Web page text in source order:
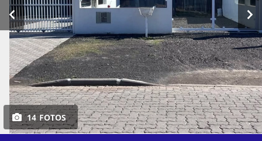
14 FOTOS